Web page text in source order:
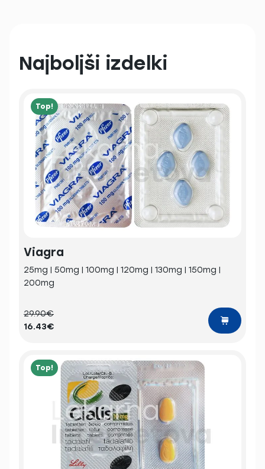
Najboljši izdelki
Top!
Viagra
25mg | 50mg | 100mg | 120mg | 130mg | 150mg |
200mg
29.90€
16.43€
Top!